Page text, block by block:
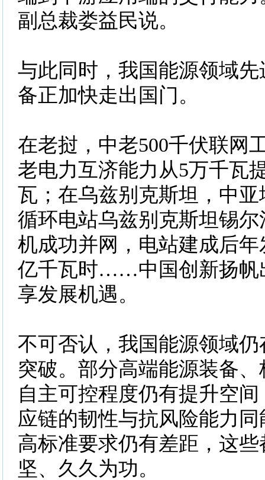
副总裁娄益民说。
与此同时，我国能源领域
备正加快走出国门。
在老挝，中老500千伏联网
老电力互济能力从5万千瓦
瓦；在乌兹别克斯坦，中
循环电站乌兹别克斯坦锡
机成功并网，电站建成后年
亿千瓦时……中国创新扬帆
享发展机遇。
不可否认，我国能源领域
突破。部分高端能源装备
自主可控程度仍有提升空
应链的韧性与抗风险能力
高标准要求仍有差距，这
坚、久久为功。